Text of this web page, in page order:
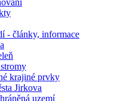
- články, informace
krajiné prvky
Jirkova
uzemí